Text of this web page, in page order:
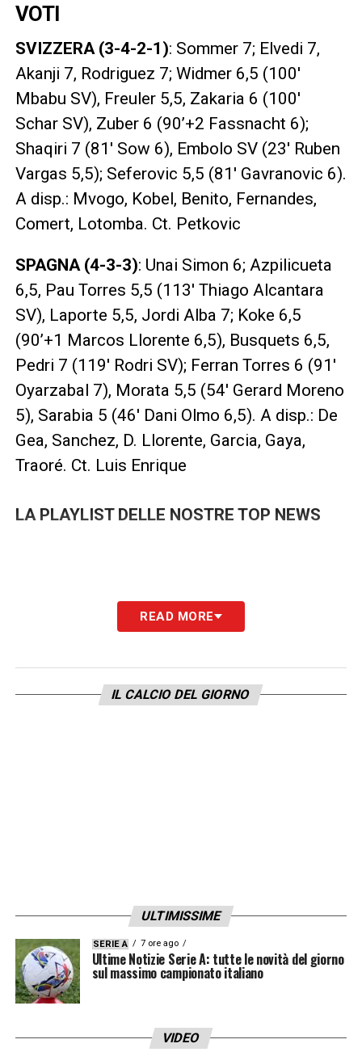
VOTI
SVIZZERA (3-4-2-1): Sommer 7; Elvedi 7,
Akanji 7, Rodriguez 7; Widmer 6,5 (100′
Mbabu SV), Freuler 5,5, Zakaria 6 (100′
Schar SV), Zuber 6 (90’+2 Fassnacht 6);
Shaqiri 7 (81′ Sow 6), Embolo SV (23′ Ruben
Vargas 5,5); Seferovic 5,5 (81′ Gavranovic 6).
A disp.: Mvogo, Kobel, Benito, Fernandes,
Comert, Lotomba. Ct. Petkovic
SPAGNA (4-3-3): Unai Simon 6; Azpilicueta
6,5, Pau Torres 5,5 (113′ Thiago Alcantara
SV), Laporte 5,5, Jordi Alba 7; Koke 6,5
(90’+1 Marcos Llorente 6,5), Busquets 6,5,
Pedri 7 (119′ Rodri SV); Ferran Torres 6 (91′
Oyarzabal 7), Morata 5,5 (54′ Gerard Moreno
5), Sarabia 5 (46′ Dani Olmo 6,5). A disp.: De
Gea, Sanchez, D. Llorente, Garcia, Gaya,
Traoré. Ct. Luis Enrique
LA PLAYLIST DELLE NOSTRE TOP NEWS
READ MORE
IL CALCIO DEL GIORNO
ULTIMISSIME
SERIE A 7 ore ago
Ultime Notizie Serie A: tutte le novità del giorno
sul massimo campionato italiano
VIDEO